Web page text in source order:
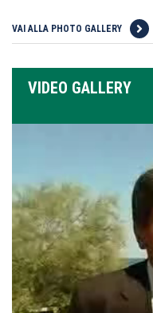
VAI ALLA PHOTO GALLERY
VIDEO GALLERY